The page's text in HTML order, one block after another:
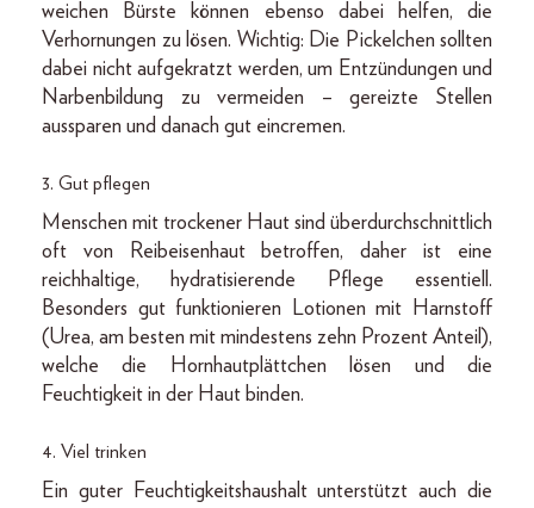
weichen Bürste können ebenso dabei helfen, die
Verhornungen zu lösen. Wichtig: Die Pickelchen sollten
dabei nicht aufgekratzt werden, um Entzündungen und
Narbenbildung zu vermeiden – gereizte Stellen
aussparen und danach gut eincremen.
3. Gut pflegen
Menschen mit trockener Haut sind überdurchschnittlich
oft von Reibeisenhaut betroffen, daher ist eine
reichhaltige, hydratisierende Pflege essentiell.
Besonders gut funktionieren Lotionen mit Harnstoff
(Urea, am besten mit mindestens zehn Prozent Anteil),
welche die Hornhautplättchen lösen und die
Feuchtigkeit in der Haut binden.
4. Viel trinken
Ein guter Feuchtigkeitshaushalt unterstützt auch die